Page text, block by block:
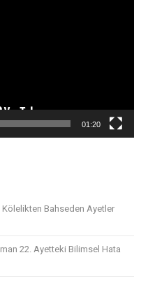
01:20
Kölelikten Bahseden Ayetler
22. Ayetteki Bilimsel Hata